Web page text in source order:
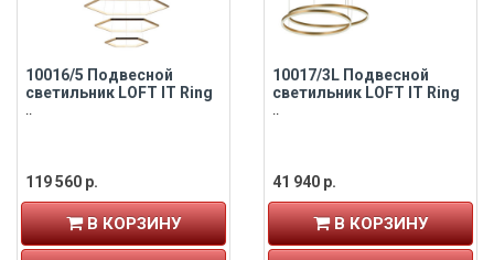
10016/5 Подвесной
светильник LOFT IT Ring
..
119 560 р.
В КОРЗИНУ
10017/3L Подвесной
светильник LOFT IT Ring
..
41 940 р.
В КОРЗИНУ